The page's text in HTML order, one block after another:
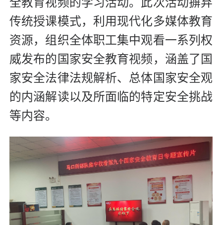
传统授课模式，利用现代化多媒体教育
资源，组织全体职工集中观看一系列权
威发布的国家安全教育视频，涵盖了国
家安全法律法规解析、总体国家安全观
的内涵解读以及所面临的特定安全挑战
等内容。